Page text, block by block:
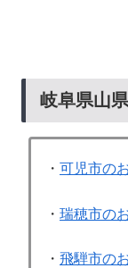
岐阜県山
・ 可児市の
・ 瑞穂市の
・ 飛騨市の